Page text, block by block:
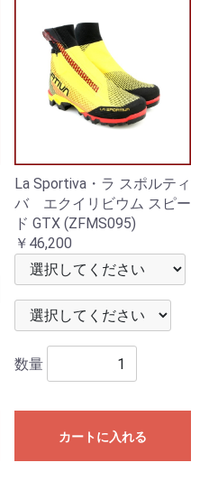
La Sportiva・ラ スポルティ
バ エクイリビウム スピー
ド GTX (ZFMS095)
￥46,200
数量
カートに入れる